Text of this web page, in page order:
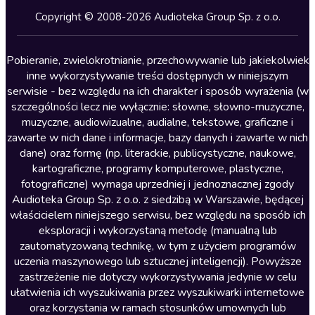
Kryminały
Lektury szkolne
Literatura anglojęzyczna
Literatura faktu
Literatura obyczajowa
Literatura piękna obca
Literatura piękna polska
Nagrania relaksacyjne
Nauka języków
Nauki humanistyczne
Podcasty i audycje
Polityka
Prasa
Copyright © 2008-2026 Audioteka Group Sp. z o.o.
Pobieranie, zwielokrotnianie, przechowywanie lub jakiekolwiek
inne wykorzystywanie treści dostępnych w niniejszym
serwisie - bez względu na ich charakter i sposób wyrażenia (w
szczególności lecz nie wyłącznie: słowne, słowno-muzyczne,
muzyczne, audiowizualne, audialne, tekstowe, graficzne i
zawarte w nich dane i informacje, bazy danych i zawarte w nich
dane) oraz formę (np. literackie, publicystyczne, naukowe,
kartograficzne, programy komputerowe, plastyczne,
fotograficzne) wymaga uprzedniej i jednoznacznej zgody
Audioteka Group Sp. z o.o. z siedzibą w Warszawie, będącej
właścicielem niniejszego serwisu, bez względu na sposób ich
eksploracji i wykorzystaną metodę (manualną lub
zautomatyzowaną technikę, w tym z użyciem programów
uczenia maszynowego lub sztucznej inteligencji). Powyższe
zastrzeżenie nie dotyczy wykorzystywania jedynie w celu
ułatwienia ich wyszukiwania przez wyszukiwarki internetowe
oraz korzystania w ramach stosunków umownych lub